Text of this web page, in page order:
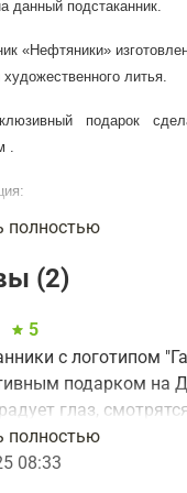
данный подстаканник.
«Нефтяники»
художественного литья.
подарок
.
ложка
может отличаться от
этом товаре на вкладке
полностью
(2)
5
с логотипом
подарком на
глаз,
оценили внимание
ещё!
полностью
08:33